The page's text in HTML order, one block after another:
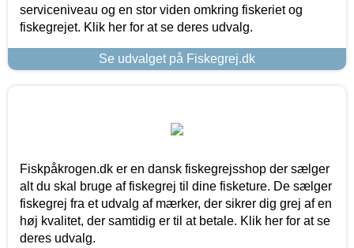
serviceniveau og en stor viden omkring fiskeriet og
fiskegrejet. Klik her for at se deres udvalg.
Se udvalget på Fiskegrej.dk
Fiskpåkrogen.dk er en dansk fiskegrejsshop der sælger
alt du skal bruge af fiskegrej til dine fisketure. De sælger
fiskegrej fra et udvalg af mærker, der sikrer dig grej af en
høj kvalitet, der samtidig er til at betale. Klik her for at se
deres udvalg.